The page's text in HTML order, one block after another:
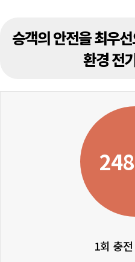
승객의 안전을 최우
환경 전
1회 충